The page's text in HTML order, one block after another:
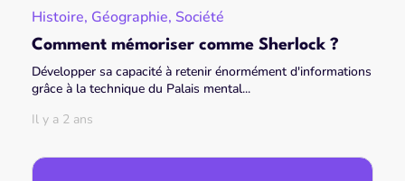
Histoire, Géographie, Société
Comment mémoriser comme Sherlock ?
Développer sa capacité à retenir énormément d'informations
grâce à la technique du Palais mental...
Il y a 2 ans